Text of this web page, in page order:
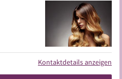
Kontaktdetails anzeigen